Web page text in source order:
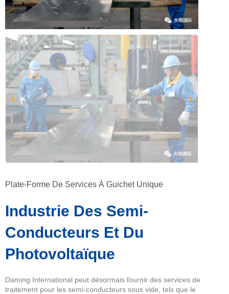
Plate-Forme De Services À Guichet Unique
Industrie Des Semi-
Conducteurs Et Du
Photovoltaïque
Daming International peut désormais fournir des services de
traitement pour les semi-conducteurs sous vide, tels que le